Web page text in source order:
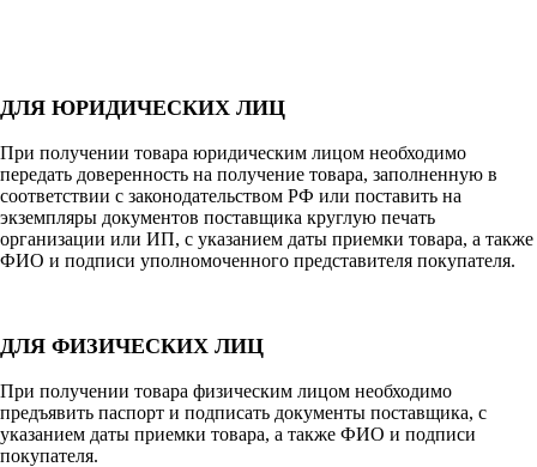
ДЛЯ ЮРИДИЧЕСКИХ ЛИЦ
При получении товара юридическим лицом необходимо
передать доверенность на получение товара, заполненную в
соответствии с законодательством РФ или поставить на
экземпляры документов поставщика круглую печать
организации или ИП, с указанием даты приемки товара, а также
ФИО и подписи уполномоченного представителя покупателя.
ДЛЯ ФИЗИЧЕСКИХ ЛИЦ
При получении товара физическим лицом необходимо
предъявить паспорт и подписать документы поставщика, с
указанием даты приемки товара, а также ФИО и подписи
покупателя.